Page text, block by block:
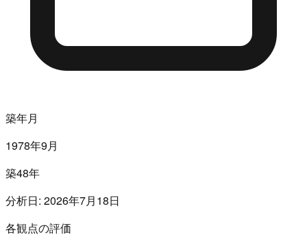
築年月
1978年9月
築48年
分析日: 2026年7月18日
各観点の評価